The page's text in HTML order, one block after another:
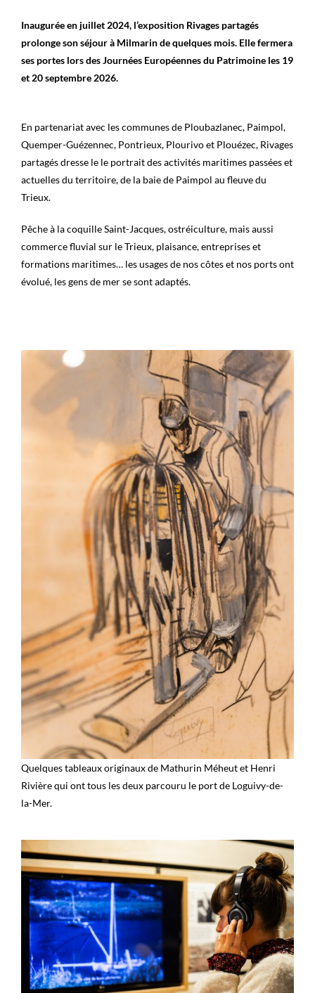
Inaugurée en juillet 2024, l’exposition Rivages partagés
prolonge son séjour à Milmarin de quelques mois. Elle fermera
ses portes lors des Journées Européennes du Patrimoine les 19
et 20 septembre 2026.
En partenariat avec les communes de Ploubazlanec, Paimpol,
Quemper-Guézennec, Pontrieux, Plourivo et Plouézec, Rivages
partagés dresse le le portrait des activités maritimes passées et
actuelles du territoire, de la baie de Paimpol au fleuve du
Trieux.
Pêche à la coquille Saint-Jacques, ostréiculture, mais aussi
commerce fluvial sur le Trieux, plaisance, entreprises et
formations maritimes… les usages de nos côtes et nos ports ont
évolué, les gens de mer se sont adaptés.
Quelques tableaux originaux de Mathurin Méheut et Henri
Rivière qui ont tous les deux parcouru le port de Loguivy-de-
la-Mer.